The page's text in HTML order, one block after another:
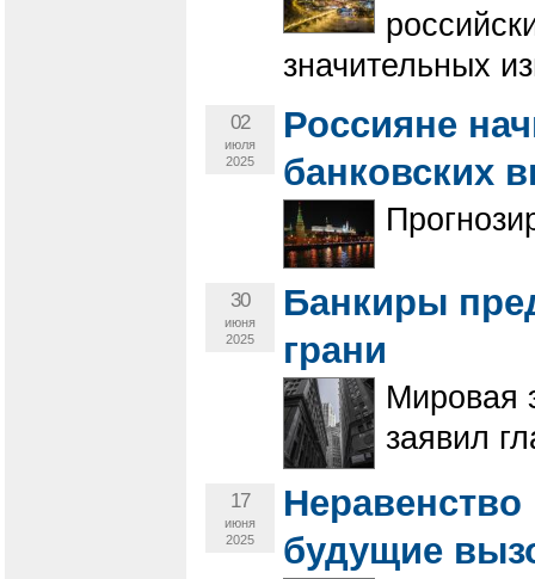
значительных
02
июля
2025
Россияне
банковских
30
июня
2025
Банкиры
грани
Мировая
заявил
17
июня
2025
будущие